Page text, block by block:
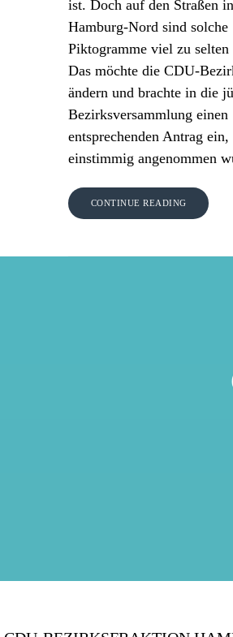
ist. Doch auf den Straßen in
Hamburg-Nord sind solche
Piktogramme viel zu selten
Das möchte die CDU-
ändern und brachte in die
Bezirksversammlung einen
entsprechenden Antrag ein,
einstimmig angenommen
CONTINUE READING